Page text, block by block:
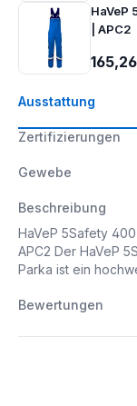
Ausstattung
Zertifizierungen
Gewebe
Beschreibung
HaVeP 5Safety
APC2 Der HaVeP
Parka ist ein
Bewertungen
HaVeP
| APC2